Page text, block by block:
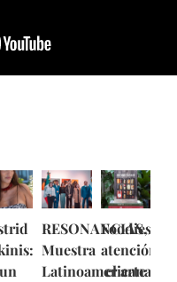
TumblrPinterest
un
RESONANCIAS,
Muestra
Latinoamericana
Foodies,
atención:
el arte